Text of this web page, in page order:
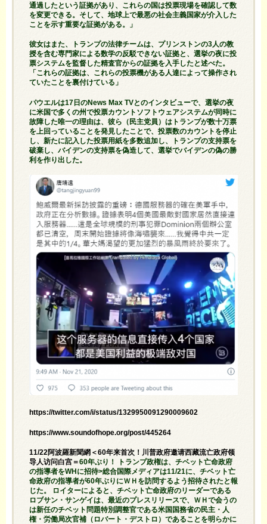
通過したという証拠があり、これらの国は投票現場を確認して数
を変更できる。そして、地球上で最悪の社会主義国家が介入した
ことを示す重要な証拠がある。」
彼女はまた、トランプの法律チームは、プリンストンの3人の教
授を含む専門家による数学の反駁できない証拠と、選挙の夜に投
票システムを監督した精査官からの証拠を入手したと述べた。
「これらの証拠は、これらの投票機がある人達によって操作され
ていたことを裏付けている」
パウエルは17日のNews Max TVとのインタビューで、選挙の夜
に米国で多くの州で投票カウントソフトウェアシステムが同時に
故障した唯一の理由は、彼ら（民主党員）はトランプが数十万票
を上回っていることを発見したことで、投票数のカウントを停止
し、新たに記入した投票用紙を多数追加し、トランプの支持票を
破棄し、バイデンの支持票を偽造して、選挙でバイデンの偽の勝
利を作り出した。
https://twitter.com/i/status/1329950091290009602
https://www.soundofhope.org/post/445264
11/22阿波羅新聞網＜60年来首次！川普政府邀请西藏流亡政府领
导人访问白宫＝60年ぶり！ トランプ政権は、チベット亡命政府
の指導者をWHに招待>総合国際メディアは11/21に、チベット亡
命政府の指導者が60年ぶりにＷＨを訪問するよう招待されたと報
じた。 ロイターによると、チベット亡命政府のリーダーである
ロブサン・サンゲイは、最近のプレスリリースで、ＷＨで会うの
は新任のチベット問題特別調整官である米国国務省の民主・人
権・労働局次官補（ロバート・デストロ）であることを明らかに